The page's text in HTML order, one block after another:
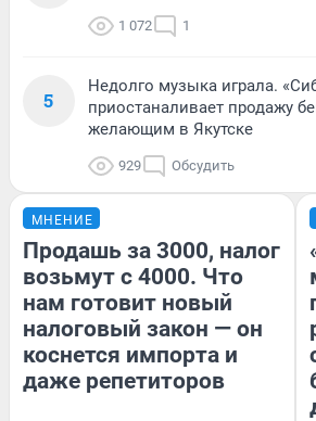
1 072 1
5
Недолго музыка играла.
приостаналивает продажу
желающим в Якутске
929 Обсудить
МНЕНИЕ
Продашь за 3000, налог
возьмут с 4000. Что
нам готовит новый
налоговый закон — он
коснется импорта и
даже репетиторов